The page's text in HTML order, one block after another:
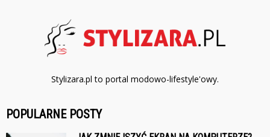
Stylizara.pl to portal modowo-lifestyle'owy.
POPULARNE POSTY